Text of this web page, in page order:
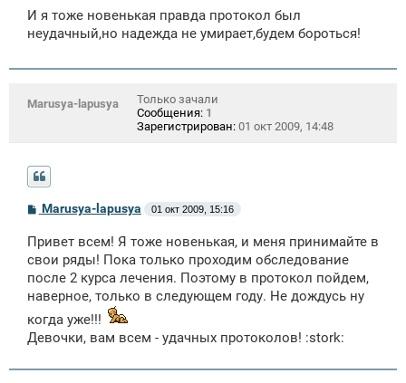
б
щ
е
и
И я тоже новенькая правда протокол был
неудачный,но надежда не умирает,будем бороться!
Marusya-lapusya
Только зачали
Сообщения: 1
Зарегистрирован: 01 окт 2009, 14:48
С
о
б
щ
н
и
Marusya-lapusya 01 окт 2009, 15:16
Привет всем! Я тоже новенькая, и меня принимайте в
свои ряды! Пока только проходим обследование
после 2 курса лечения. Поэтому в протокол пойдем,
наверное, только в следующем году. Не дождусь ну
когда уже!!!
Девочки, вам всем - удачных протоколов! :stork: